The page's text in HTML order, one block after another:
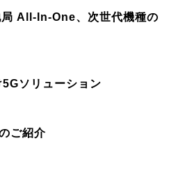
局 All-In-One、次世代機種の
5Gソリューション
ご紹介